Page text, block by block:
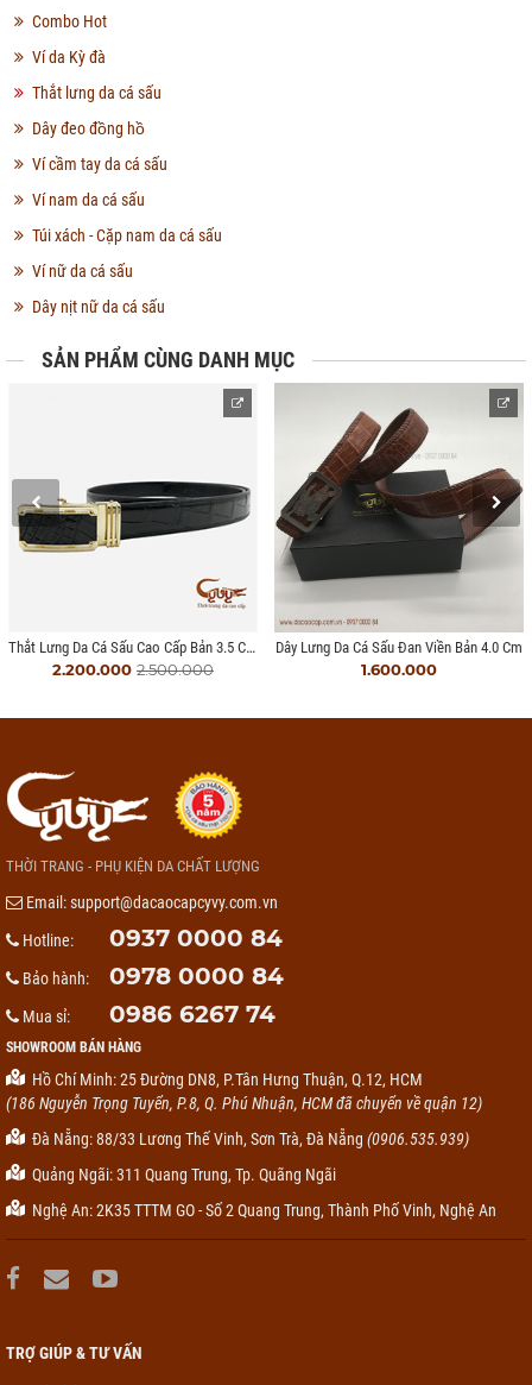
Combo Hot
Ví da Kỳ đà
Thắt lưng da cá sấu
Dây đeo đồng hồ
Ví cầm tay da cá sấu
Ví nam da cá sấu
Túi xách - Cặp nam da cá sấu
Ví nữ da cá sấu
Dây nịt nữ da cá sấu
SẢN PHẨM CÙNG DANH MỤC
Thắt Lưng Da Cá Sấu Cao Cấp Bản 3.5 Cm - Mã TCLA351SP6
2.200.000 2.500.000
Dây Lưng Da Cá Sấu Đan Viền Bản 4.0 Cm
1.600.000
THỜI TRANG - PHỤ KIỆN DA CHẤT LƯỢNG
Email:support@dacaocapcyvy.com.vn
Hotline:
0937 0000 84
Bảo hành: 0978 0000 84
Mua sỉ: 0986 6267 74
SHOWROOM BÁN HÀNG
Hồ Chí Minh: 25 Đường DN8, P.Tân Hưng Thuận, Q.12, HCM
(186 Nguyễn Trọng Tuyển, P.8, Q. Phú Nhuận, HCM đã chuyển về quận 12)
Đà Nẵng: 88/33 Lương Thế Vinh, Sơn Trà, Đà Nẵng (0906.535.939)
Quảng Ngãi: 311 Quang Trung, Tp. Quãng Ngãi
Nghệ An: 2K35 TTTM GO - Số 2 Quang Trung, Thành Phố Vinh, Nghệ An
TRỢ GIÚP & TƯ VẤN